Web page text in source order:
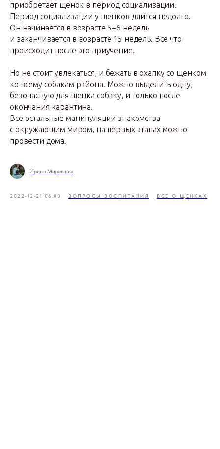
приобретает щенок в период социализации.
Период социализации у щенков длится недолго.
Он начинается в возрасте 5−6 недель
и заканчивается в возрасте 15 недель. Все что
происходит после это приучение.
Но не стоит увлекаться, и бежать в охапку со щенком
ко всему собакам района. Можно выделить одну,
безопасную для щенка собаку, и только после
окончания карантина.
Все остальные манипуляции знакомства
с окружающим миром, на первых этапах можно
провести дома.
Ирина Мирошник
2022-12-21 06:00 ВОПРОСЫ ВОСПИТАНИЯ ВСЕ О ЩЕНКАХ